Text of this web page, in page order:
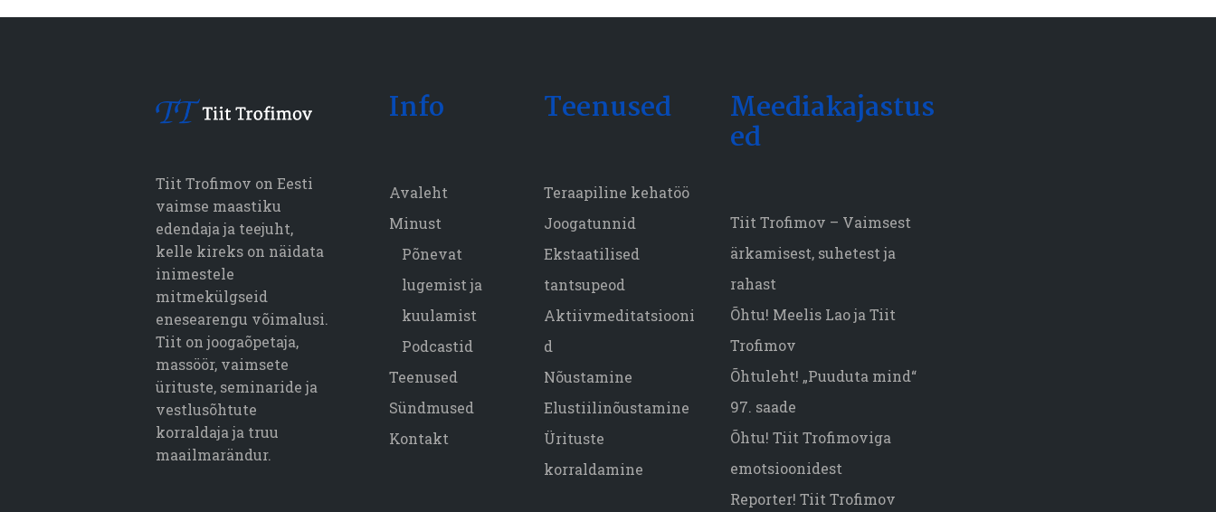
Tiit Trofimov on Eesti
vaimse maastiku
edendaja ja teejuht,
kelle kireks on näidata
inimestele
mitmekülgseid
enesearengu võimalusi.
Tiit on joogaõpetaja,
massöör, vaimsete
ürituste, seminaride ja
vestlusõhtute
korraldaja ja truu
maailmarändur.
Info
Avaleht
Minust
Põnevat
lugemist ja
kuulamist
Podcastid
Teenused
Sündmused
Kontakt
Teenused
Teraapiline kehatöö
Joogatunnid
Ekstaatilised
tantsupeod
Aktiivmeditatsiooni
d
Nõustamine
Elustiilinõustamine
Ürituste
korraldamine
Meediakajastus
ed
Tiit Trofimov – Vaimsest
ärkamisest, suhetest ja
rahast
Õhtu! Meelis Lao ja Tiit
Trofimov
Õhtuleht! „Puuduta mind“
97. saade
Õhtu! Tiit Trofimoviga
emotsioonidest
Reporter! Tiit Trofimov